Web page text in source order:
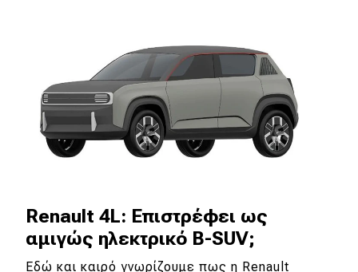
Renault 4L: Επιστρέφει ως
αμιγώς ηλεκτρικό B-SUV;
Εδώ και καιρό γνωρίζουμε πως η Renault